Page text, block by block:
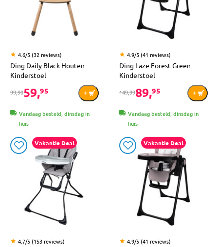
4.6/5 (32 reviews)
Ding Daily Black Houten
Kinderstoel
99,9059,95
Vandaag besteld, dinsdag in
huis
4.9/5 (41 reviews)
Ding Laze Forest Green
Kinderstoel
149,9989,95
Vandaag besteld, dinsdag in
huis
Vakantie Deal
4.7/5 (153 reviews)
Vakantie Deal
4.9/5 (41 reviews)